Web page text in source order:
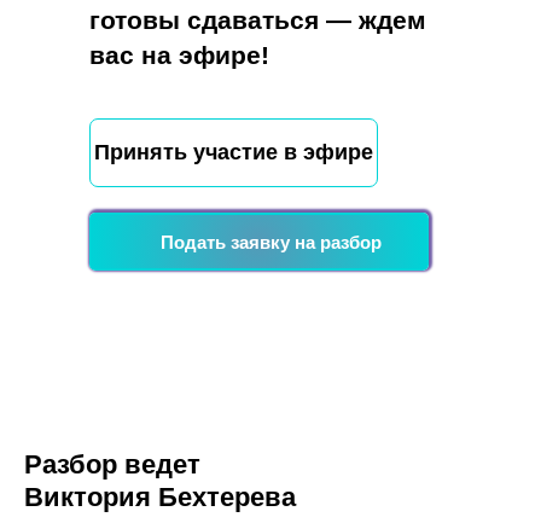
Принять участие в эфире
Подать заявку на разбор
готовы сдаваться — ждем
вас на эфире!
Разбор ведет
Виктория Бехтерева